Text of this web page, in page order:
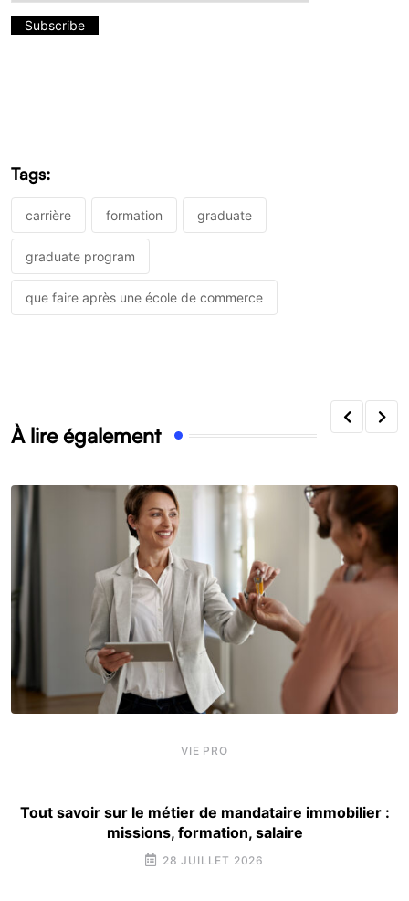
Tags:
carrière formation graduate
graduate program
que faire après une école de commerce
À lire également
VIE PRO
Tout savoir sur le métier de mandataire immobilier :
missions, formation, salaire
28 JUILLET 2026